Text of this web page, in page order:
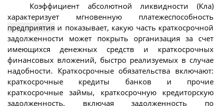
Коэффициент абсолютной ликвидности (Кла)
характеризует мгновенную платежеспособность
предприятия и показывает, какую часть краткосрочной
задолженности может покрыть организация за счет
имеющихся денежных средств и краткосрочных
финансовых вложений, быстро реализуемых в случае
надобности. Краткосрочные обязательства включают:
краткосрочные кредиты банков и прочие
краткосрочные займы, краткосрочную кредиторскую
задолженность, включая задолженность по